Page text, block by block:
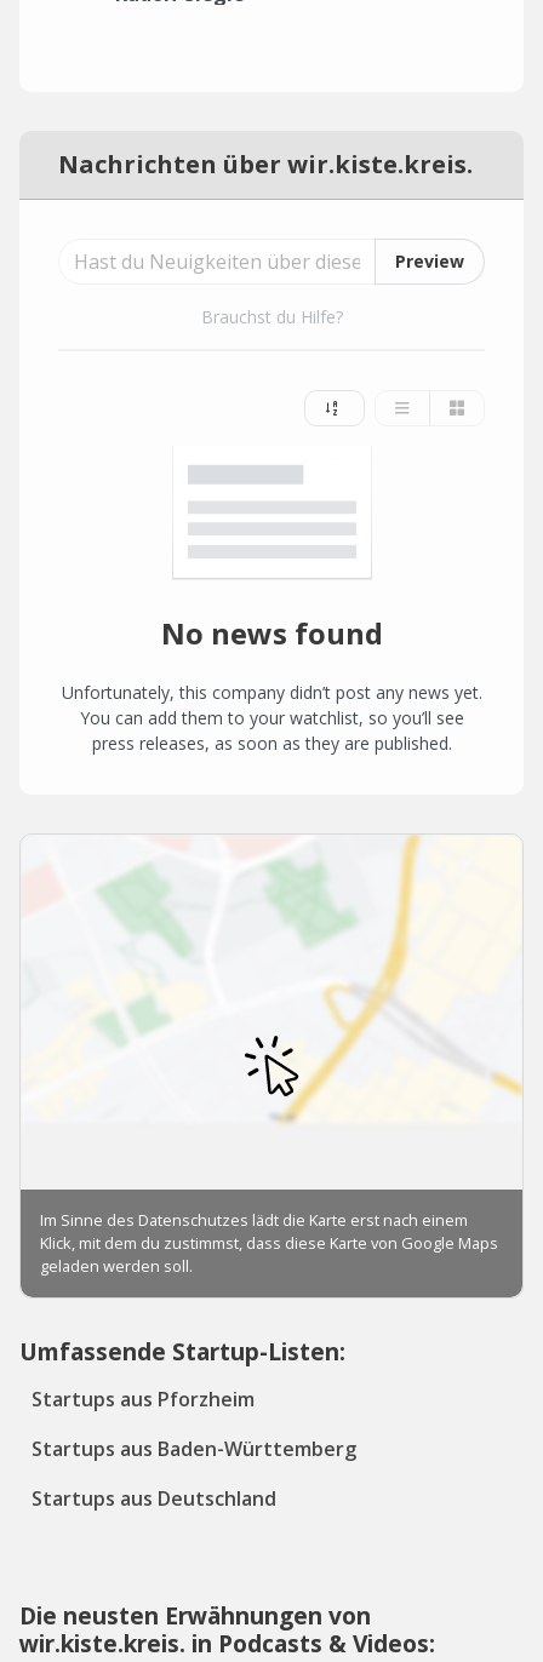
Nachrichten über wir.kiste.kreis.
Preview
Brauchst du Hilfe?
No news found
Unfortunately, this company didn’t post any news yet.
You can add them to your watchlist, so you’ll see
press releases, as soon as they are published.
Umfassende Startup-Listen:
Startups aus Pforzheim
Startups aus Baden-Württemberg
Startups aus Deutschland
Die neusten Erwähnungen von
wir.kiste.kreis. in Podcasts & Videos: